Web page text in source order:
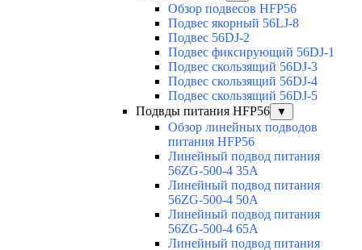
Обзор подвесов HFP56
Подвес якорный 56LJ-8
Подвес 56DJ-2
Подвес фиксирующий 56DJ-1
Подвес скользящий 56DJ-3
Подвес скользящий 56DJ-4
Подвес скользящий 56DJ-5
Подвды питания HFP56
▼
Обзор линейных подводов
питания HFP56
Линейный подвод питания
56ZG-500-4 35A
Линейный подвод питания
56ZG-500-4 50A
Линейный подвод питания
56ZG-500-4 65A
Линейный подвод питания